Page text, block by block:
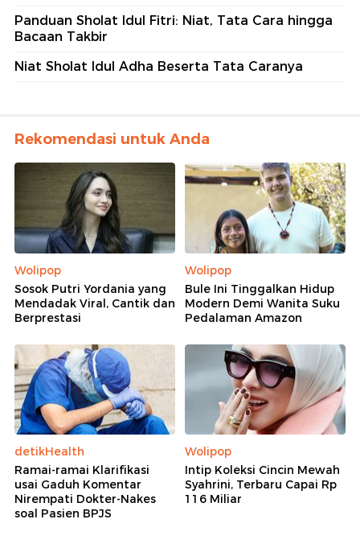
Panduan Sholat Idul Fitri: Niat, Tata Cara hingga
Bacaan Takbir
Niat Sholat Idul Adha Beserta Tata Caranya
Rekomendasi untuk Anda
Wolipop
Sosok Putri Yordania yang
Mendadak Viral, Cantik dan
Berprestasi
Wolipop
Bule Ini Tinggalkan Hidup
Modern Demi Wanita Suku
Pedalaman Amazon
detikHealth
Ramai-ramai Klarifikasi
usai Gaduh Komentar
Nirempati Dokter-Nakes
soal Pasien BPJS
Wolipop
Intip Koleksi Cincin Mewah
Syahrini, Terbaru Capai Rp
116 Miliar